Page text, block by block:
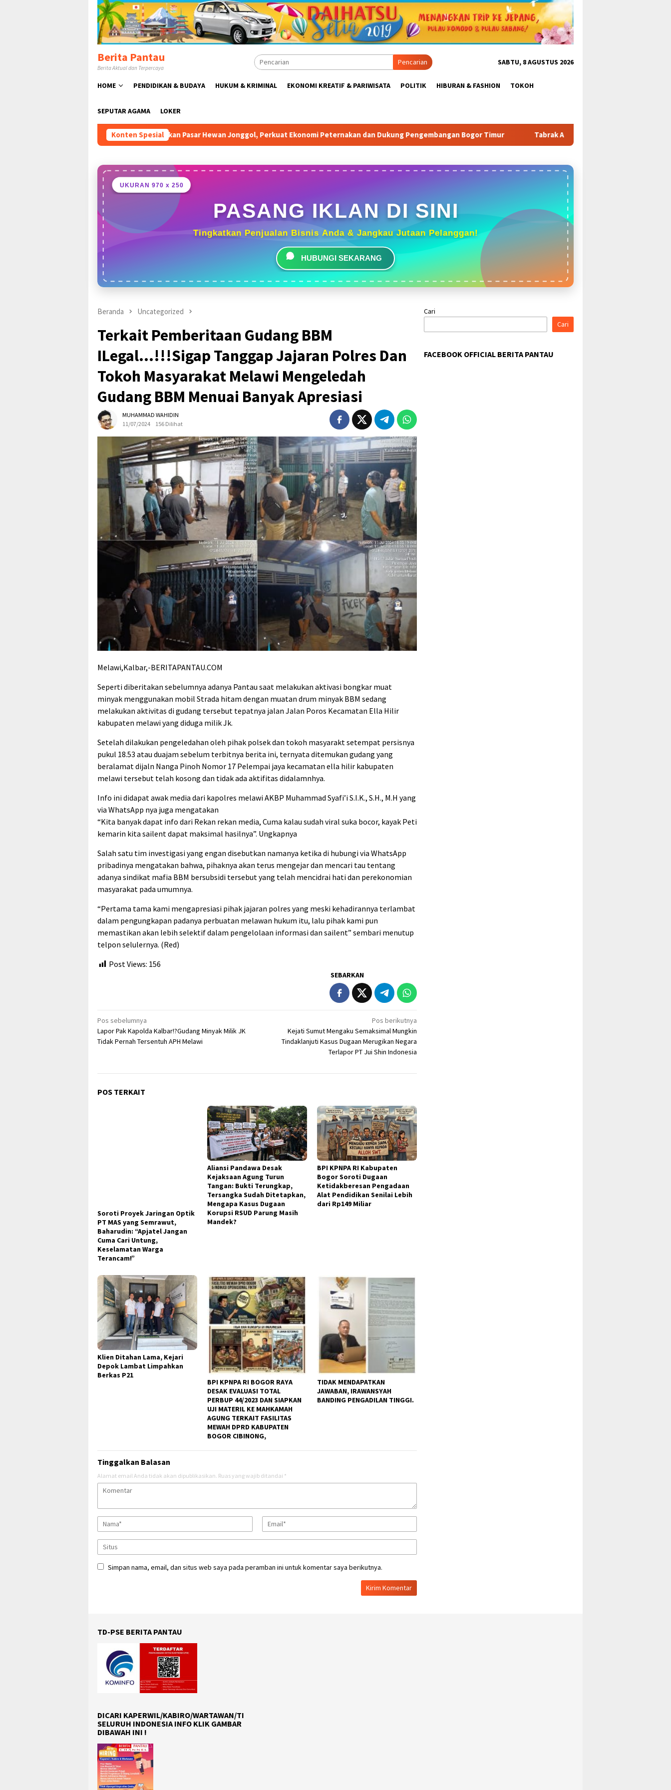
Loncat
konten
Berita Pantau
Berita Aktual dan Terpercaya
Pencarian SABTU, 8 AGUSTUS 2026
HOME PENDIDIKAN & BUDAYA HUKUM & KRIMINAL EKONOMI KREATIF & PARIWISATA POLITIK HIBURAN & FASHION TOKOH
SEPUTAR AGAMA LOKER
Konten Spesial
Susmanto Resmikan Pasar Hewan Jonggol, Perkuat Ekonomi Peternakan dan Dukung Pengembangan Bogor Timur Tabrak Aturan & Tantang Satpol PP: Pembangunan Tower PT
UKURAN 970 x 250
PASANG IKLAN DI SINI
Tingkatkan Penjualan Bisnis Anda & Jangkau Jutaan Pelanggan!
HUBUNGI SEKARANG
Beranda Uncategorized
Terkait Pemberitaan Gudang BBM
ILegal…!!!Sigap Tanggap Jajaran Polres Dan
Tokoh Masyarakat Melawi Mengeledah
Gudang BBM Menuai Banyak Apresiasi
MUHAMMAD WAHIDIN
11/07/2024
156 Dilihat
Melawi,Kalbar,-BERITAPANTAU.COM
Seperti diberitakan sebelumnya adanya Pantau saat melakukan aktivasi bongkar muat
minyak menggunakan mobil Strada hitam dengan muatan drum minyak BBM sedang
melakukan aktivitas di gudang tersebut tepatnya jalan Jalan Poros Kecamatan Ella Hilir
kabupaten melawi yang diduga milik Jk.
Setelah dilakukan pengeledahan oleh pihak polsek dan tokoh masyarakt setempat persisnya
pukul 18.53 atau duajam sebelum terbitnya berita ini, ternyata ditemukan gudang yang
beralamat dijaln Nanga Pinoh Nomor 17 Pelempai jaya kecamatan ella hilir kabupaten
melawi tersebut telah kosong dan tidak ada aktifitas didalamnhya.
Info ini didapat awak media dari kapolres melawi AKBP Muhammad Syafi’i S.I.K., S.H., M.H yang
via WhatsApp nya juga mengatakan
“Kita banyak dapat info dari Rekan rekan media, Cuma kalau sudah viral suka bocor, kayak Peti
kemarin kita sailent dapat maksimal hasilnya”. Ungkapnya
Salah satu tim investigasi yang engan disebutkan namanya ketika di hubungi via WhatsApp
pribadinya mengatakan bahwa, pihaknya akan terus mengejar dan mencari tau tentang
adanya sindikat mafia BBM bersubsidi tersebut yang telah mencidrai hati dan perekonomian
masyarakat pada umumnya.
“Pertama tama kami mengapresiasi pihak jajaran polres yang meski kehadirannya terlambat
dalam pengungkapan padanya perbuatan melawan hukum itu, lalu pihak kami pun
memastikan akan lebih selektif dalam pengelolaan informasi dan sailent” sembari menutup
telpon selulernya. (Red)
Post Views: 156
SEBARKAN
Navigasi
pos
Pos sebelumnya
Lapor Pak Kapolda Kalbar!?Gudang Minyak Milik JK
Tidak Pernah Tersentuh APH Melawi
Pos berikutnya
Kejati Sumut Mengaku Semaksimal Mungkin
Tindaklanjuti Kasus Dugaan Merugikan Negara
Terlapor PT Jui Shin Indonesia
POS TERKAIT
Soroti Proyek Jaringan Optik
PT MAS yang Semrawut,
Baharudin: “Apjatel Jangan
Cuma Cari Untung,
Keselamatan Warga
Terancam!”
Aliansi Pandawa Desak
Kejaksaan Agung Turun
Tangan: Bukti Terungkap,
Tersangka Sudah Ditetapkan,
Mengapa Kasus Dugaan
Korupsi RSUD Parung Masih
Mandek?
BPI KPNPA RI Kabupaten
Bogor Soroti Dugaan
Ketidakberesan Pengadaan
Alat Pendidikan Senilai Lebih
dari Rp149 Miliar
Klien Ditahan Lama, Kejari
Depok Lambat Limpahkan
Berkas P21
BPI KPNPA RI BOGOR RAYA
DESAK EVALUASI TOTAL
PERBUP 44/2023 DAN SIAPKAN
UJI MATERIL KE MAHKAMAH
AGUNG TERKAIT FASILITAS
MEWAH DPRD KABUPATEN
BOGOR CIBINONG,
TIDAK MENDAPATKAN
JAWABAN, IRAWANSYAH
BANDING PENGADILAN TINGGI.
Tinggalkan Balasan
Alamat email Anda tidak akan dipublikasikan. Ruas yang wajib ditandai *
Simpan nama, email, dan situs web saya pada peramban ini untuk komentar saya berikutnya.
Cari
Cari
FACEBOOK OFFICIAL BERITA PANTAU
TD-PSE BERITA PANTAU
DICARI KAPERWIL/KABIRO/WARTAWAN/TI
SELURUH INDONESIA INFO KLIK GAMBAR
DIBAWAH INI !